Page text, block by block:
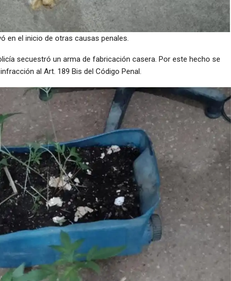
en el inicio de otras causas penales.
secuestró un arma de fabricación casera. Por este hecho se
al Art. 189 Bis del Código Penal.